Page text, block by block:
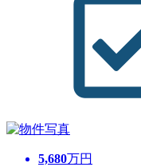
5,680万円